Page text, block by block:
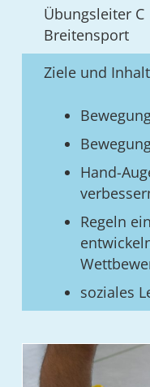
Übungsleiter C
Breitensport
Ziele und
Hand-
Regeln
soziales